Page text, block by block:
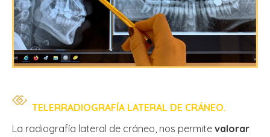
TELERRADIOGRAFÍA LATERAL DE CRÁNEO.
La radiografía lateral de cráneo, nos permite valorar